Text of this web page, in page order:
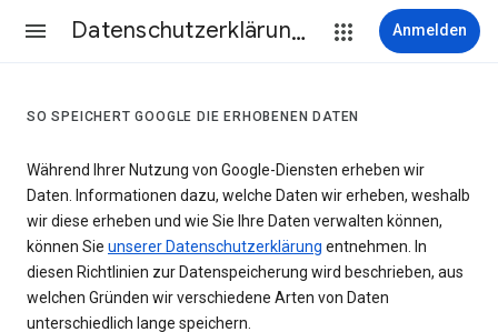
Datenschutzerklärung & Nutzungsbedingungen Anmelden
SO SPEICHERT GOOGLE DIE ERHOBENEN DATEN
Während Ihrer Nutzung von Google-Diensten erheben wir
Daten. Informationen dazu, welche Daten wir erheben, weshalb
wir diese erheben und wie Sie Ihre Daten verwalten können,
können Sie unserer Datenschutzerklärung entnehmen. In
diesen Richtlinien zur Datenspeicherung wird beschrieben, aus
welchen Gründen wir verschiedene Arten von Daten
unterschiedlich lange speichern.